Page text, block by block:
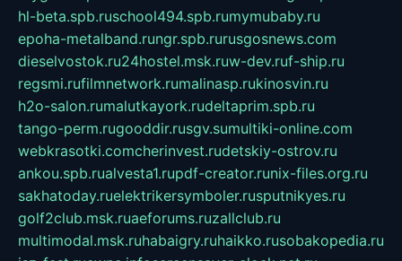
hl-beta.spb.ruschool494.spb.rumymubaby.ru
epoha-metalband.rungr.spb.rurusgosnews.com
dieselvostok.ru24hostel.msk.ruw-dev.ruf-ship.ru
regsmi.rufilmnetwork.rumalinasp.rukinosvin.ru
h2o-salon.rumalutkayork.rudeltaprim.spb.ru
tango-perm.rugooddir.rusgv.sumultiki-online.com
webkrasotki.comcherinvest.rudetskiy-ostrov.ru
ankou.spb.rualvesta1.rupdf-creator.runix-files.org.ru
sakhatoday.ruelektrikersymboler.rusputnikyes.ru
golf2club.msk.ruaeforums.ruzallclub.ru
multimodal.msk.ruhabaigry.ruhaikko.rusobakopedia.ru